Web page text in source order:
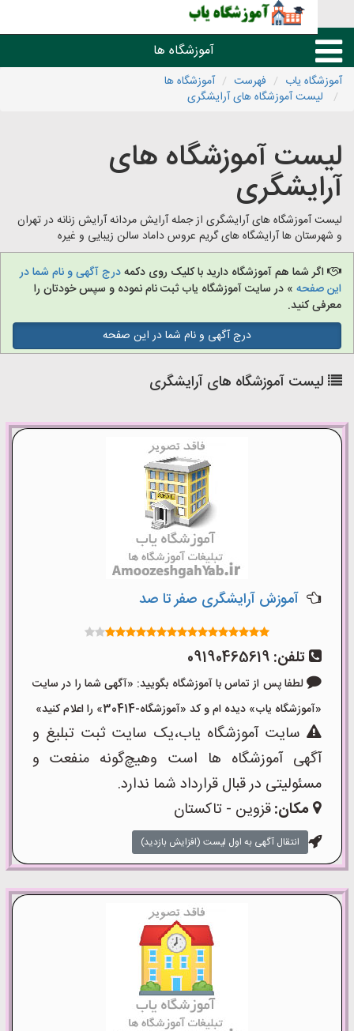
آموزشگاه ها
درسی، تعمیر، هنر و موسیقی
علمی،فنی و زبان خارجه
آموزشگاه های شهرها
یاب فهرست
آموزشگاه ها
آموزشگاه های آرایشگری
آموزشگاه های
های آرایشگری از جمله آرایش مردانه آرایش زنانه در تهران
ها آرایشگاه های گریم عروس داماد سالن زیبایی و غیره
شما هم آموزشگاه دارید با کلیک روی دکمهدرج آگهی و نام شما در
» در سایت آموزشگاه یاب ثبت نام نموده و سپس خودتان را
کنید.
درج آگهی و نام شما در این صفحه
آموزشگاه های آرایشگری
آموزش آرایشگری صفر تا صد
تلفن:09190465619
لطفا پس از تماس با آموزشگاه بگویید: «آگهی شما را در سایت
یاب» دیده ام و کد «آموزشگاه-30414» را اعلام کنید»
سایت آموزشگاه یاب،یک سایت ثبت تبلیغ و
آموزشگاه ها است وهیچ‌گونه منفعت و
در قبال قرارداد شما ندارد.
مکان:قزوین - تاکستان
انتقال آگهی به اول لیست (افزایش بازدید)